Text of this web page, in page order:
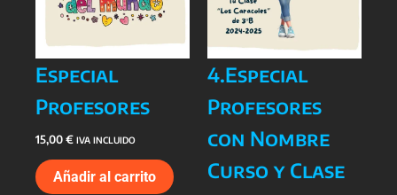
Especial
Profesores
15,00€ IVA INCLUIDO
Añadir al carrito
4.Especial
Profesores
con Nombre
Curso y Clase